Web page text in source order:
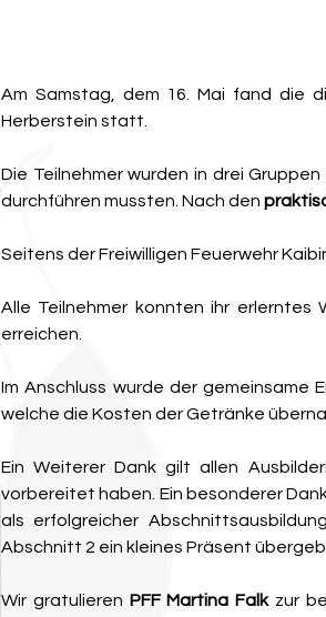
Am Samstag, dem 16. Mai fand die
Herberstein statt.
Die Teilnehmer wurden in drei
durchführen mussten. Nach den
Seitens der Freiwilligen Feuerwehr
Alle Teilnehmer konnten ihr erlerntes
erreichen.
Im Anschluss wurde der gemeinsame
welche die Kosten der Getränke
Ein Weiterer Dank gilt allen
vorbereitet haben. Ein besonderer
als erfolgreicher
Abschnitt 2 ein kleines Präsent
Wir gratulieren PFF Martina Falk zur